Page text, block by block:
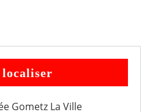
localiser
Gometz La Ville